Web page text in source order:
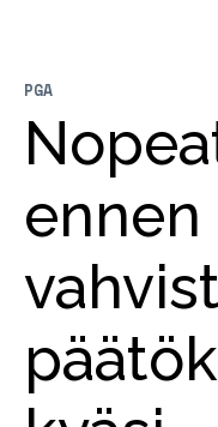
ennen
PGA